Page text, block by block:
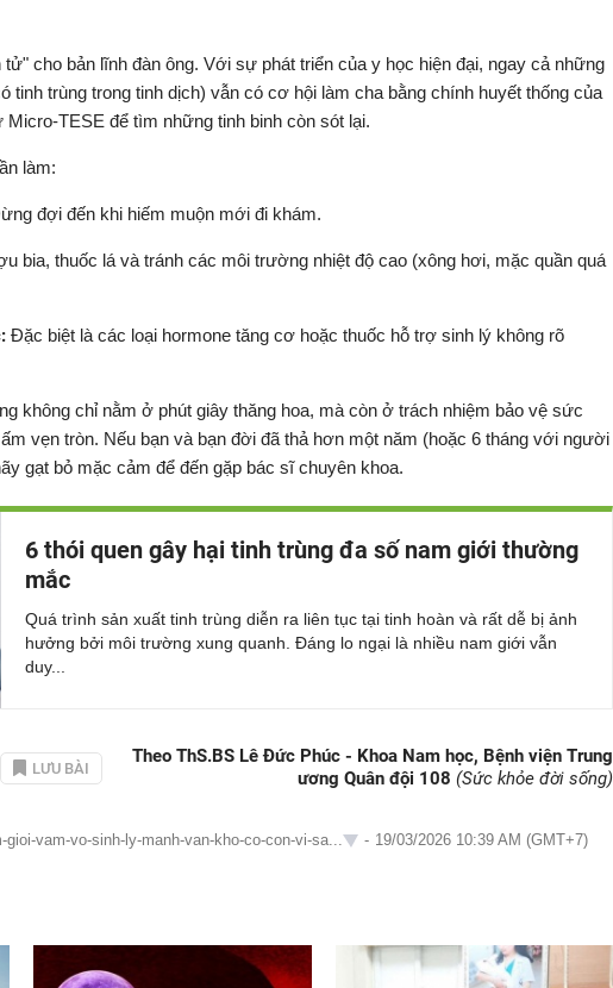
cho bản lĩnh đàn ông. Với sự phát triển của y học hiện đại, ngay cả những
tinh trùng trong tinh dịch) vẫn có cơ hội làm cha bằng chính huyết thống của
TESE để tìm những tinh binh còn sót lại.
làm:
đợi đến khi hiếm muộn mới đi khám.
bia, thuốc lá và tránh các môi trường nhiệt độ cao (xông hơi, mặc quần quá
Đặc biệt là các loại hormone tăng cơ hoặc thuốc hỗ trợ sinh lý không rõ
không chỉ nằm ở phút giây thăng hoa, mà còn ở trách nhiệm bảo vệ sức
vẹn tròn. Nếu bạn và bạn đời đã thả hơn một năm (hoặc 6 tháng với người
gạt bỏ mặc cảm để đến gặp bác sĩ chuyên khoa.
6 thói quen gây hại tinh trùng đa số nam giới thường
mắc
Quá trình sản xuất tinh trùng diễn ra liên tục tại tinh hoàn và rất dễ bị ảnh
hưởng bởi môi trường xung quanh. Đáng lo ngại là nhiều nam giới vẫn
duy...
LƯU BÀI
Theo ThS.BS Lê Đức Phúc - Khoa Nam học, Bệnh viện Trung
ương Quân đội 108 (Sức khỏe đời sống)
vam-vo-sinh-ly-manh-van-kho-co-con-vi-sa... - 19/03/2026 10:39 AM (GMT+7)